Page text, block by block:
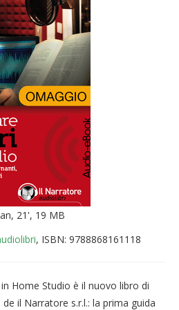
21', 19 MB
, ISBN: 9788868161118
Home Studio è il nuovo libro di
il Narratore s.r.l.: la prima guida